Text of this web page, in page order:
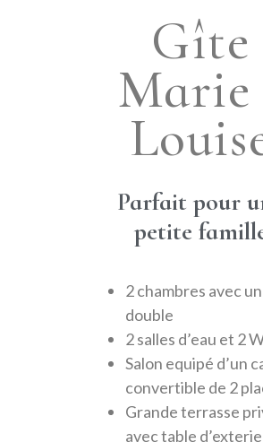
Gîte
Marie
Parfait pour
petite
2 chambres avec
double
2 salles d’eau et 2
Salon equipé d’un
convertible de 2
Grande terrasse
avec table